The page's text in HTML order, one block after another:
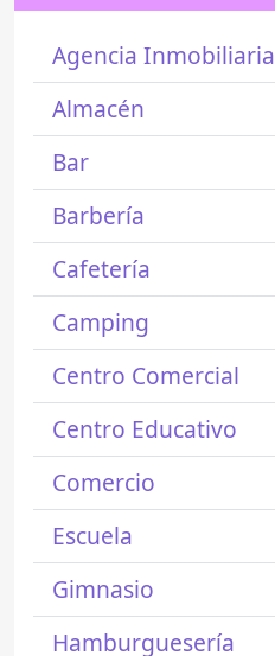
Agencia Inmobiliaria
Almacén
Bar
Barbería
Cafetería
Camping
Centro Comercial
Centro Educativo
Comercio
Escuela
Gimnasio
Hamburguesería